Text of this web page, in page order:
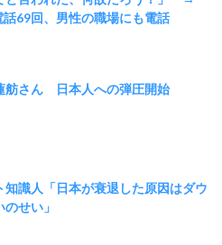
話69回、男性の職場にも電話
さん 日本人への弾圧開始
知識人「日本が衰退した原因はダウ
せい」